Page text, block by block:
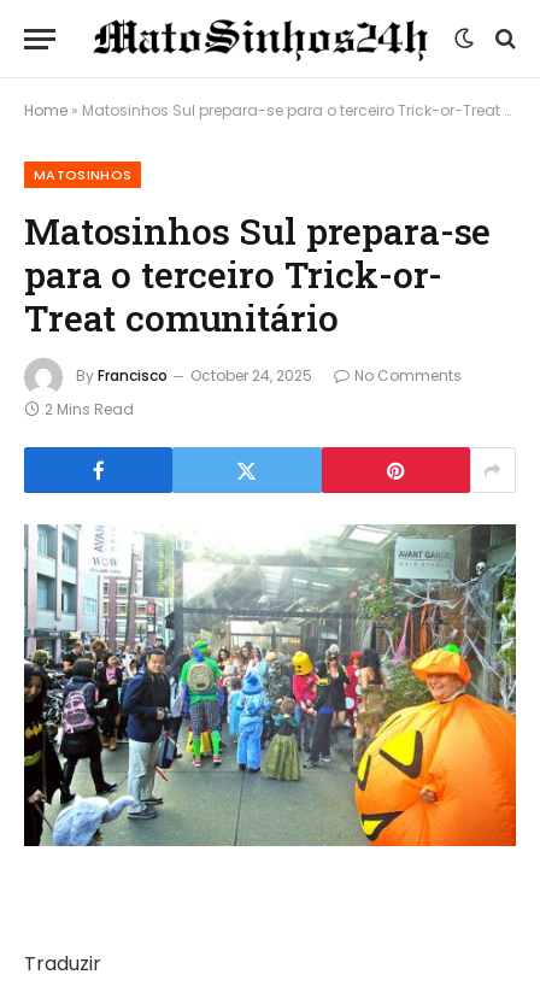
Home » Matosinhos Sul prepara-se para o terceiro Trick-or-Treat comunitário
MATOSINHOS
Matosinhos Sul prepara-se
para o terceiro Trick-or-
Treat comunitário
ByFrancisco October 24, 2025
No Comments
2 Mins Read
Traduzir